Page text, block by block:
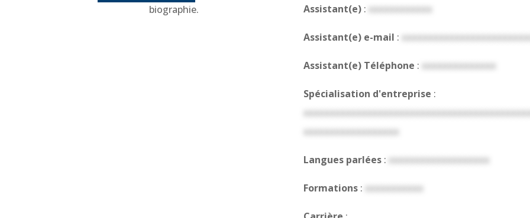
biographie.
Assistant(e): xxxxxxxxxxxx
Assistant(e) e-mail :
Assistant(e) Téléphone : xxxxxxxxxxxxxx
Spécialisation d'entreprise :
xxxxxxxxxxxxxxxxxx
Langues parlées: xxxxxxxxxxxxxxxxxxx
Formations: xxxxxxxxxxx